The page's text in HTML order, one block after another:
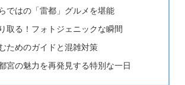
ではの「雷都」グルメを堪能
取る！フォトジェニックな瞬間
ためのガイドと混雑対策
宮の魅力を再発見する特別な一日